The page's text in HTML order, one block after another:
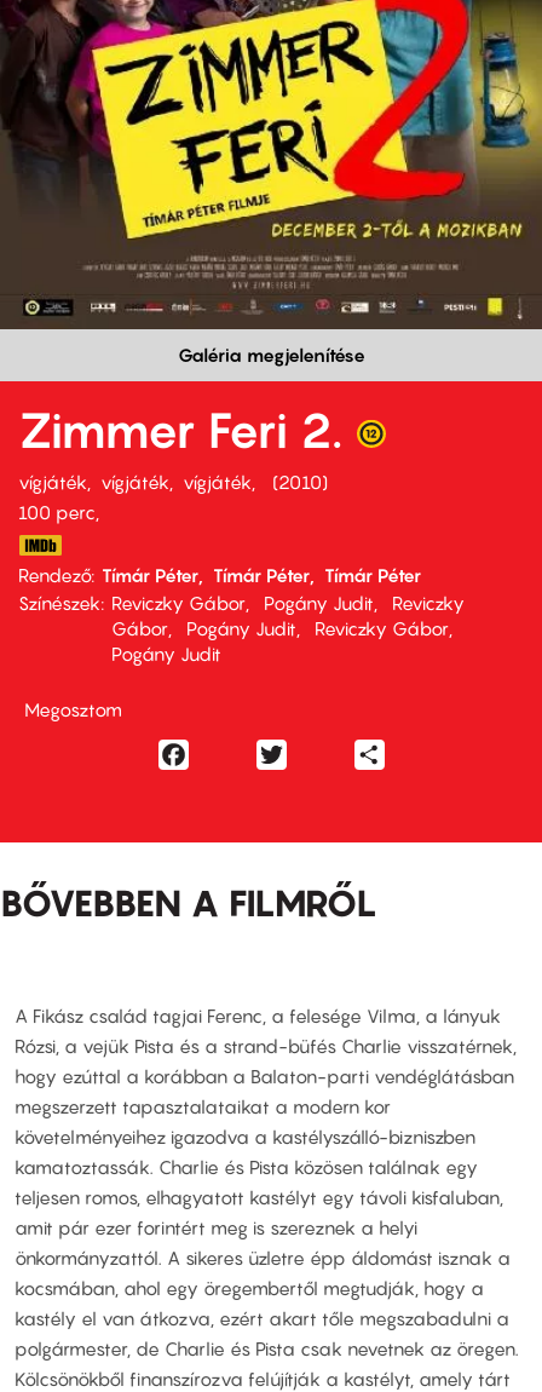
Galéria megjelenítése
Zimmer Feri 2.
vígjáték vígjáték vígjáték
2010
100 perc,
Rendező Tímár Péter Tímár Péter
Tímár Péter
Színészek
Reviczky Gábor Pogány Judit
Reviczky
Gábor
Pogány Judit
Reviczky Gábor
Pogány Judit
Megosztom
Facebook
BŐVEBBEN A FILMRŐL
A Fikász család tagjai Ferenc, a felesége Vilma, a lányuk
Rózsi, a vejük Pista és a strand-büfés Charlie visszatérnek,
hogy ezúttal a korábban a Balaton-parti vendéglátásban
megszerzett tapasztalataikat a modern kor
követelményeihez igazodva a kastélyszálló-bizniszben
kamatoztassák. Charlie és Pista közösen találnak egy
teljesen romos, elhagyatott kastélyt egy távoli kisfaluban,
amit pár ezer forintért meg is szereznek a helyi
önkormányzattól. A sikeres üzletre épp áldomást isznak a
kocsmában, ahol egy öregembertől megtudják, hogy a
kastély el van átkozva, ezért akart tőle megszabadulni a
polgármester, de Charlie és Pista csak nevetnek az öregen.
Kölcsönökből finanszírozva felújítják a kastélyt, amely tárt